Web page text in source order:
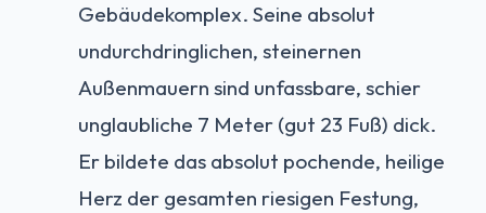
Gebäudekomplex. Seine absolut
undurchdringlichen, steinernen
Außenmauern sind unfassbare, schier
unglaubliche 7 Meter (gut 23 Fuß) dick.
Er bildete das absolut pochende, heilige
Herz der gesamten riesigen Festung,